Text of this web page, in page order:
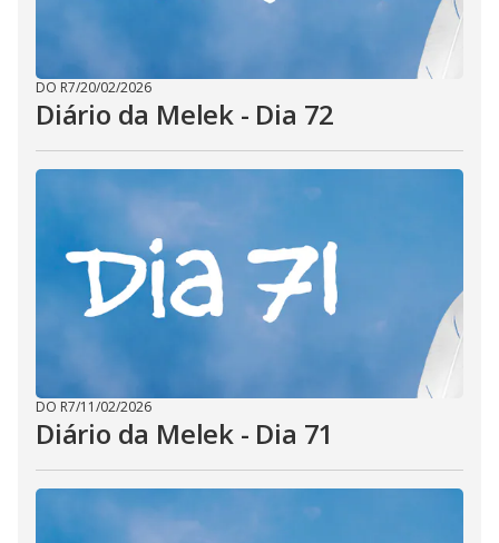
DO R7/20/02/2026
Diário da Melek - Dia 72
DO R7/11/02/2026
Diário da Melek - Dia 71